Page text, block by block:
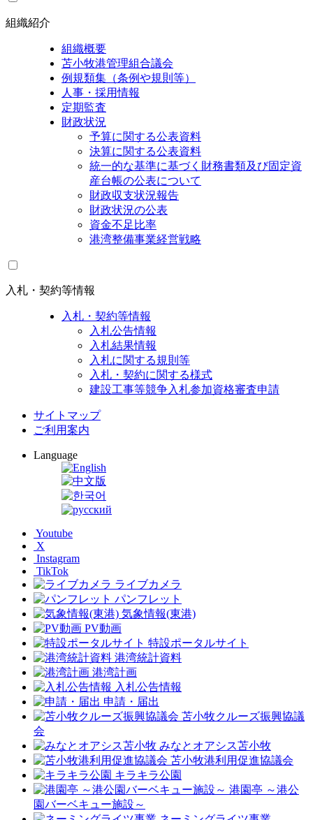
組織紹介
組織概要
苫小牧港管理組合議会
例規類集（条例や規則等）
人事・採用情報
定期監査
財政状況
予算に関する公表資料
決算に関する公表資料
統一的な基準に基づく財務書類及び固定資
産台帳の公表について
財政収支状況報告
財政状況の公表
資金不足比率
港湾整備事業経営戦略
入札・契約等情報
入札・契約等情報
入札公告情報
入札結果情報
入札に関する規則等
入札・契約に関する様式
建設工事等競争入札参加資格審査申請
サイトマップ
ご利用案内
Language
Youtube
X
Instagram
TikTok
ライブカメラ
パンフレット
気象情報(東港)
PV動画
特設ポータルサイト
港湾統計資料
港湾計画
入札公告情報
申請・届出
苫小牧クルーズ振興協議
会
みなとオアシス苫小牧
苫小牧港利用促進協議会
キラキラ公園
港園亭 ～港公
園バーベキュー施設～